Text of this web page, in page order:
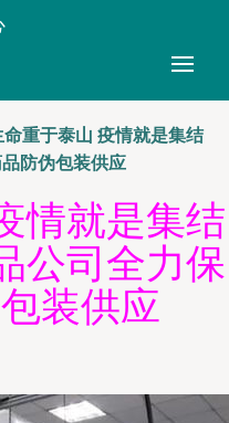
命重于泰山 疫情就是集结
防伪包装供应
情就是集结
公司全力保
装供应